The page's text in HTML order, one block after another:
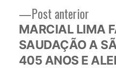
Post anteriorPost
MARCIAL LIMA
SAUDAÇÃO A
405 ANOS E